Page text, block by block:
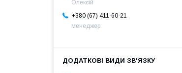
Олексій
+380 (67) 411-60-21
менеджер